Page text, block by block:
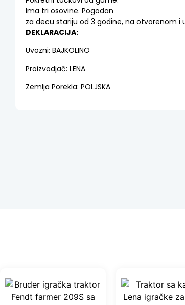
Ima tri osovine. Pogodan
za decu stariju od 3 godine, na otvorenom i
DEKLARACIJA:
Uvozni: BAJKOLINO
Proizvodjač: LENA
Zemlja Porekla: POLJSKA